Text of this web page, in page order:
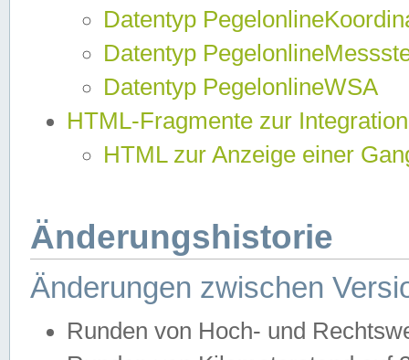
Datentyp
Datentyp
Datentyp PegelonlineWSA
HTML-Fragmente zur
HTML zur Anzeige einer
Änderungshistorie
Änderungen zwischen
Runden von Hoch- und